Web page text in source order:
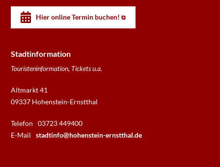
Hier online Termin buchen!
Stadtinformation
Touristeninformation, Tickets u.a.
Altmarkt 41
09337 Hohenstein-Ernstthal
Telefon
03723 449400
E-Mail
stadtinfo@hohenstein-ernstthal.de